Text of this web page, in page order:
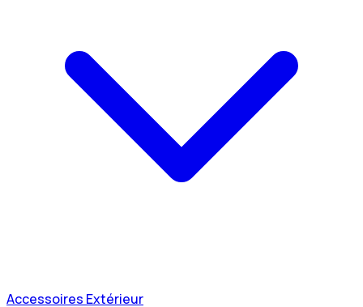
Accessoires Extérieur